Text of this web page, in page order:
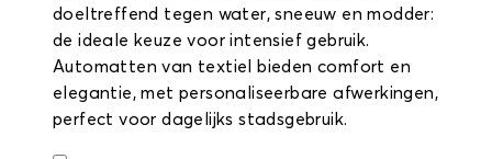
doeltreffend tegen water, sneeuw en modder:
de ideale keuze voor intensief gebruik.
Automatten van textiel bieden comfort en
elegantie, met personaliseerbare afwerkingen,
perfect voor dagelijks stadsgebruik.